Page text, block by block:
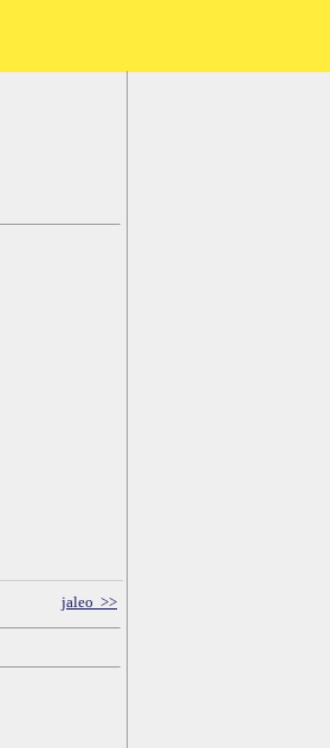
jaleo >>